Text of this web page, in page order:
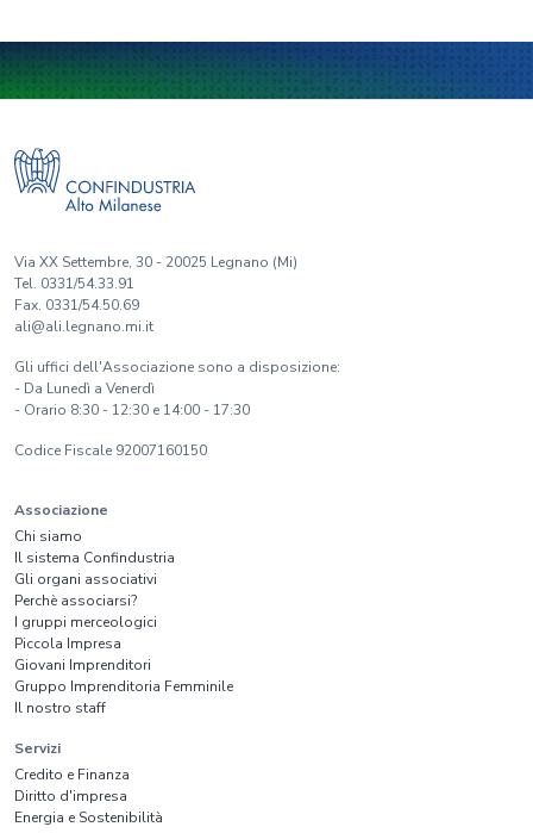
Via XX Settembre, 30 - 20025 Legnano (Mi)
Tel. 0331/54.33.91
Fax. 0331/54.50.69
ali@ali.legnano.mi.it
Gli uffici dell'Associazione sono a disposizione:
- Da Lunedì a Venerdì
- Orario 8:30 - 12:30 e 14:00 - 17:30
Codice Fiscale 92007160150
Associazione
Chi siamo
Il sistema Confindustria
Gli organi associativi
Perchè associarsi?
I gruppi merceologici
Piccola Impresa
Giovani Imprenditori
Gruppo Imprenditoria Femminile
Il nostro staff
Servizi
Credito e Finanza
Diritto d'impresa
Energia e Sostenibilità